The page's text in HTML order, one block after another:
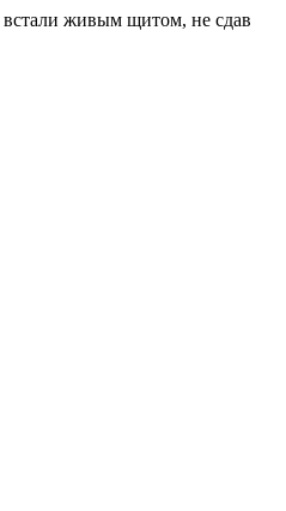
живым щитом, не сдав